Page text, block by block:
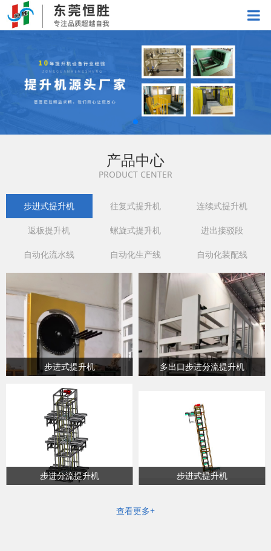
产品中心
PRODUCT CENTER
步进式提升机 往复式提升机 连续式提升机
返板提升机 螺旋式提升机 进出接驳段
自动化流水线 自动化生产线 自动化装配线
步进式提升机 多出口步进分流提升机
步进分流提升机 步进式提升机
查看更多+